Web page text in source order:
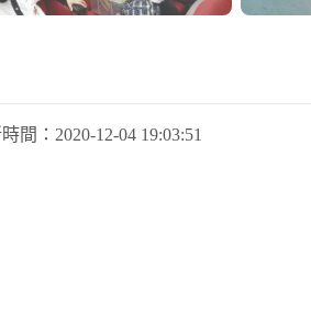
間： 2020-12-04 19:03:51